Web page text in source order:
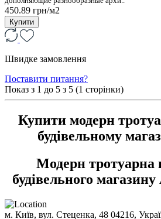
450.89 грн/м2
Купити
Швидке замовлення
Поставити питання?
Показ з 1 до 5 з 5 (1 сторінки)
Купити модерн
будівельному
Модерн тротуарна
будівельного
м. Київ, вул. Стеценка, 48 04216,